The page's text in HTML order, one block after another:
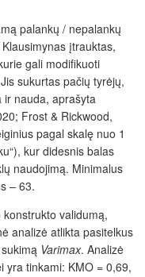
palankų / nepalankų
įtrauktas,
gali modifikuoti
sukurtas pačių tyrėjų,
ir nauda, aprašyta
Frost & Rickwood,
pagal skalę nuo 1
kur didesnis balas
naudojimą. Minimalus
– 63.
validumą,
analizė atlikta pasitelkus
Varimax. Analizė
yra tinkami: KMO = 0,69,